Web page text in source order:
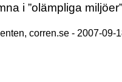
i ”olämpliga miljöer”
corren.se - 2007-09-